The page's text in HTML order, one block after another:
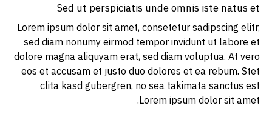
Sed ut perspiciatis unde omnis iste natus et
Lorem ipsum dolor sit amet, consetetur sadipscing elitr,
sed diam nonumy eirmod tempor invidunt ut labore et
dolore magna aliquyam erat, sed diam voluptua. At vero
eos et accusam et justo duo dolores et ea rebum. Stet
clita kasd gubergren, no sea takimata sanctus est
Lorem ipsum dolor sit amet.